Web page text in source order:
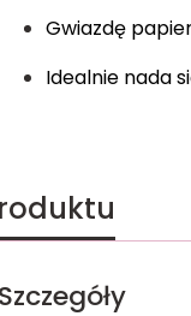
Gwiazdę
Idealnie nada
Szczegóły